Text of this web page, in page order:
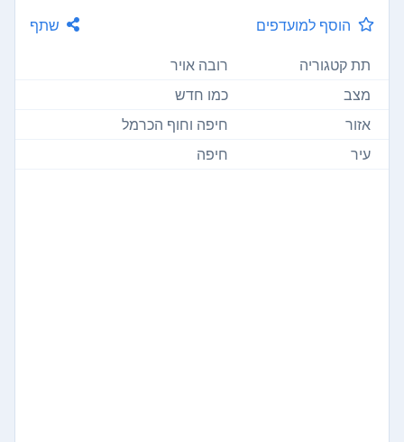
הוסף למועדפים
שתף
תת קטגוריה
רובה אויר
מצב
כמו חדש
אזור
חיפה וחוף הכרמל
עיר
חיפה